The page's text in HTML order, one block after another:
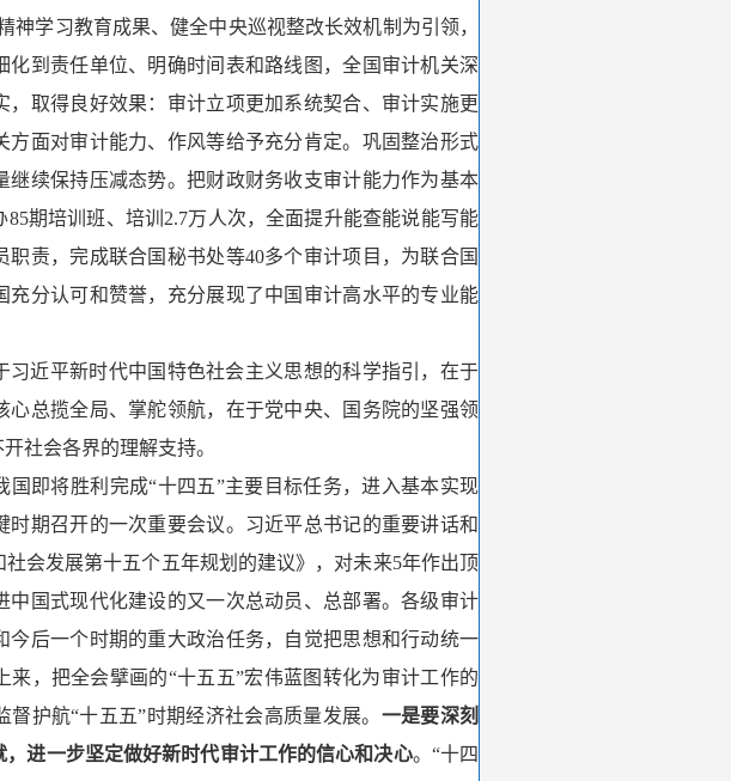
神学习教育成果、健全中央巡视整改长效机制为引领，
到责任单位、明确时间表和路线图，全国审计机关深
取得良好效果：审计立项更加系统契合、审计实施更
面对审计能力、作风等给予充分肯定。巩固整治形式
续保持压减态势。把财政财务收支审计能力作为基本
期培训班、培训2.7万人次，全面提升能查能说能写能
职责，完成联合国秘书处等40多个审计项目，为联合国
分认可和赞誉，充分展现了中国审计高水平的专业能
习近平新时代中国特色社会主义思想的科学指引，在于
总揽全局、掌舵领航，在于党中央、国务院的坚强领
社会各界的理解支持。
国即将胜利完成“十四五”主要目标任务，进入基本实现
期召开的一次重要会议。习近平总书记的重要讲话和
会发展第十五个五年规划的建议》，对未来5年作出顶
国式现代化建设的又一次总动员、总部署。各级审计
后一个时期的重大政治任务，自觉把思想和行动统一
，把全会擘画的“十五五”宏伟蓝图转化为审计工作的
护航“十五五”时期经济社会高质量发展。 一是要深刻
进一步坚定做好新时代审计工作的信心和决心。“十四